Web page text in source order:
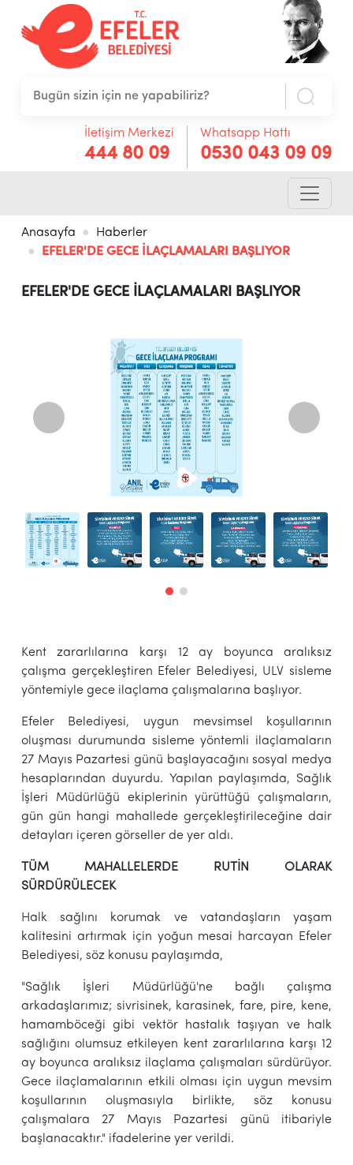
İletişim Merkezi
444 80 09
Whatsapp Hattı
0530 043 09 09
Anasayfa
Haberler
EFELER'DE GECE İLAÇLAMALARI BAŞLIYOR
EFELER'DE GECE İLAÇLAMALARI BAŞLIYOR
Kent zararlılarına karşı 12 ay boyunca aralıksız
çalışma gerçekleştiren Efeler Belediyesi, ULV sisleme
yöntemiyle gece ilaçlama çalışmalarına başlıyor.
Efeler Belediyesi, uygun mevsimsel koşullarının
oluşması durumunda sisleme yöntemli ilaçlamaların
27 Mayıs Pazartesi günü başlayacağını sosyal medya
hesaplarından duyurdu. Yapılan paylaşımda, Sağlık
İşleri Müdürlüğü ekiplerinin yürüttüğü çalışmaların,
gün gün hangi mahallede gerçekleştirileceğine dair
detayları içeren görseller de yer aldı.
TÜM MAHALLELERDE RUTİN OLARAK
SÜRDÜRÜLECEK
Halk sağlını korumak ve vatandaşların yaşam
kalitesini artırmak için yoğun mesai harcayan Efeler
Belediyesi, söz konusu paylaşımda,
"Sağlık İşleri Müdürlüğü'ne bağlı çalışma
arkadaşlarımız; sivrisinek, karasinek, fare, pire, kene,
hamamböceği gibi vektör hastalık taşıyan ve halk
sağlığını olumsuz etkileyen kent zararlılarına karşı 12
ay boyunca aralıksız ilaçlama çalışmaları sürdürüyor.
Gece ilaçlamalarının etkili olması için uygun mevsim
koşullarının oluşmasıyla birlikte, söz konusu
çalışmalara 27 Mayıs Pazartesi günü itibariyle
başlanacaktır." ifadelerine yer verildi.